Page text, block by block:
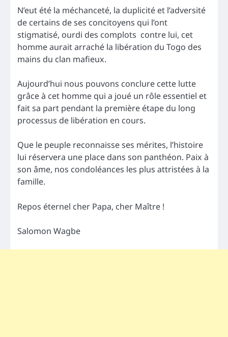
N’eut été la méchanceté, la duplicité et l’adversité
de certains de ses concitoyens qui l’ont
stigmatisé, ourdi des complots contre lui, cet
homme aurait arraché la libération du Togo des
mains du clan mafieux.
Aujourd’hui nous pouvons conclure cette lutte
grâce à cet homme qui a joué un rôle essentiel et
fait sa part pendant la première étape du long
processus de libération en cours.
Que le peuple reconnaisse ses mérites, l’histoire
lui réservera une place dans son panthéon. Paix à
son âme, nos condoléances les plus attristées à la
famille.
Repos éternel cher Papa, cher Maître !
Salomon Wagbe